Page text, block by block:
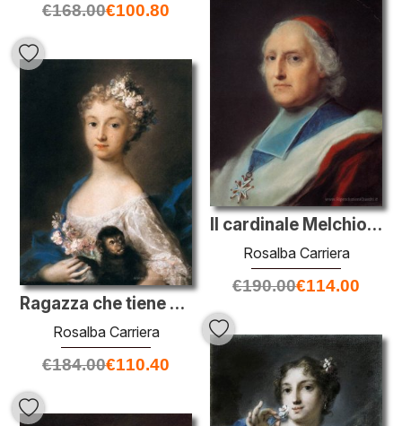
€168.00€100.80
Il cardinale Melchior de Polignac
Rosalba Carriera
€190.00€114.00
Ragazza che tiene una scimmia
Rosalba Carriera
€184.00€110.40